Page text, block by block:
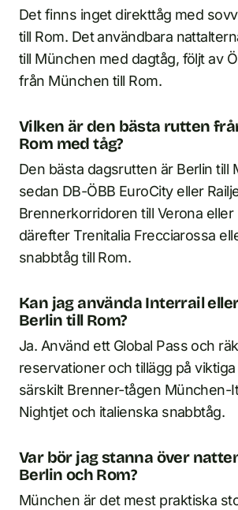
Det finns inget direkttåg med
till Rom. Det användbara
till München med dagtåg, följt av
från München till Rom.
Vilken är den bästa rutten
Rom med tåg?
Den bästa dagsrutten är Berlin till
sedan DB-ÖBB EuroCity eller
Brennerkorridoren till Verona eller
därefter Trenitalia Frecciarossa
snabbtåg till Rom.
Kan jag använda Interrail
Berlin till Rom?
Ja. Använd ett Global Pass och
reservationer och tillägg på
särskilt Brenner-tågen München-
Nightjet och italienska snabbtåg.
Var bör jag stanna över
Berlin och Rom?
München är det mest praktiska